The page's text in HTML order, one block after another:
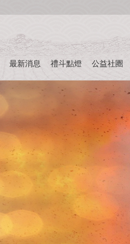
最新消息 禮斗點燈 公益社團